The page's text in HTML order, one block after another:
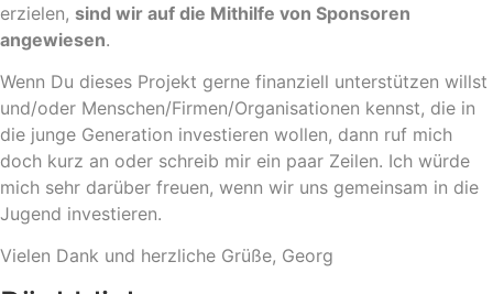
erzielen, sind wir auf die Mithilfe von Sponsoren
angewiesen.
Wenn Du dieses Projekt gerne finanziell unterstützen willst
und/oder Menschen/Firmen/Organisationen kennst, die in
die junge Generation investieren wollen, dann ruf mich
doch kurz an oder schreib mir ein paar Zeilen. Ich würde
mich sehr darüber freuen, wenn wir uns gemeinsam in die
Jugend investieren.
Vielen Dank und herzliche Grüße, Georg